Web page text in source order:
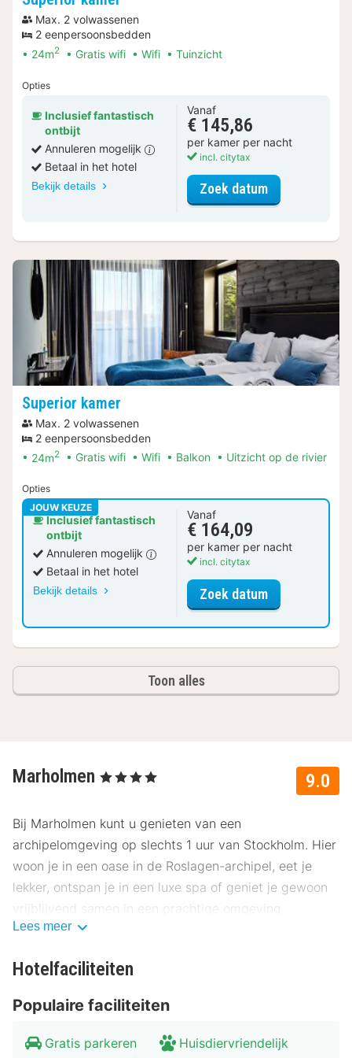
Max. 2 volwassenen
2 eenpersoonsbedden
24m2 Gratis wifi Wifi Tuinzicht
Opties
Inclusief fantastisch
ontbijt
Annuleren mogelijk
Betaal in het hotel
Bekijk details
Vanaf
€ 145,86
per kamer per nacht
incl. citytax
Zoek datumvoor Superior
Superior kamer
Max. 2 volwassenen
2 eenpersoonsbedden
24m2 Gratis wifi Wifi Balkon Uitzicht op de rivier
Opties
JOUW KEUZE
Inclusief fantastisch
ontbijt
Annuleren mogelijk
Betaal in het hotel
Bekijk details
Vanaf
€ 164,09
per kamer per nacht
incl. citytax
Zoek datumvoor Superior
Toon alles
9.0
Marholmen , 4 Sterren
Bij Marholmen kunt u genieten van een
archipelomgeving op slechts 1 uur van Stockholm. Hier
woon je in een oase in de Roslagen-archipel, eet je
lekker, ontspan je in een luxe spa of geniet je gewoon
vrijblijvend samen in een prachtige omgeving.
Gelegen op het kleine eilandje Marholmen, geniet u van
gemakkelijk met de auto of bus komen vanuit Norrtälje
of Stockholm. Vanaf Norrtälje duurt het slechts 15
Lees meer
Hotelfaciliteiten
Populaire faciliteiten
Gratis parkeren
Huisdiervriendelijk